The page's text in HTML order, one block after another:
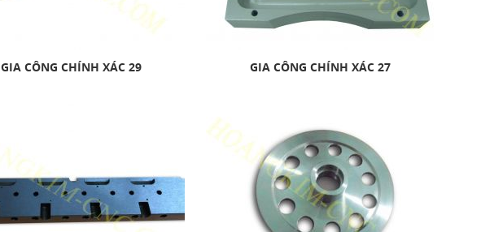
GIA CÔNG CHÍNH XÁC 29 GIA CÔNG CHÍNH XÁC 27